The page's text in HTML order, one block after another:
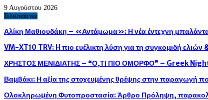
9 Αυγούστου 2026
Τελευταία νέα
Αλίκη Μαθιουδάκη – «Αντάμωμα»: Η νέα έντεχνη
VM-XT10 TRV: H πιο ευέλικτη λύση για τη συγκοµιδή
ΧΡΗΣΤΟΣ ΜΕΝΙΔΙΑΤΗΣ – ❝Ο,ΤΙ ΠΙΟ ΟΜΟΡΦΟ❞ – Greek
Βαµβάκι: Η αξία της στοχευµένης θρέψης στην παραγωγή
Ολοκληρωµένη Φυτοπροστασία: Άρθρο Πρόληψη,